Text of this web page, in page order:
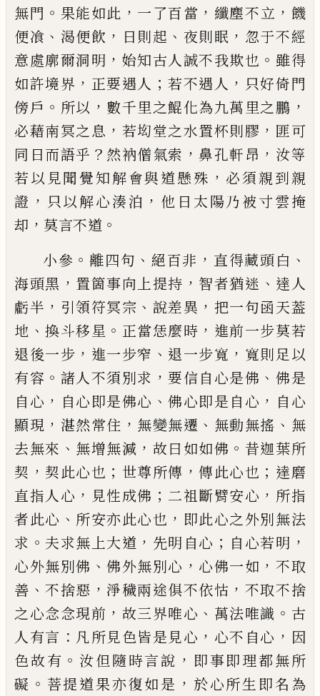
無門 。 果能如此 ， 一了百當 ， 纖塵不立 ， 饑
便飡 、 渴便飲 ， 日則起 、 夜則眠 ， 忽于不經
意處廓爾洞明 ， 始知古人誠不我欺也 。 雖得
如許境界 ， 正要遇人 ； 若不遇人 ， 只好倚門
傍戶 。 所以 ， 數千里之鯤化為九萬里之鵬 ，
必藉南冥之息 ， 若㘭堂之水置杯則膠 ， 匪可
同日而語乎 ？ 然衲僧氣索 ，鼻孔軒昂 ， 汝等
若以見聞覺知解會與道懸殊 ， 必須親到親
證 ， 只以解心湊泊 ， 他日太陽乃被寸雲掩
却 ， 莫言不道 。
小參 。 離四句 、絕百非 ， 直得藏頭白 、
海頭黑 ， 置箇事向 上提持 ， 智者猶迷 、 達人
虧半 ， 引領符冥宗 、 說差異 ， 把一句函天葢
地 、換斗移星 。 正當恁麼時 ， 進前一步莫若
退後一步 ， 進一步窄 、 退一步寬 ， 寬則足以
有容 。 諸人不須別求 ，要信自心是佛 、 佛是
自心 ， 自心即是佛心 、佛心即是自心 ， 自心
顯現 ， 湛然常住 ， 無變無遷 、 無動無搖 、 無
去無來 、 無增無減 ， 故曰如如佛 。 昔迦葉所
契 ， 契此心也 ； 世尊所傳 ，傳此心也 ； 達磨
直指人心 ， 見性成佛 ； 二祖斷臂安心 ， 所指
者此心 、 所安亦此心也 ， 即此心之外別無法
求 。 夫求無上大道 ， 先明自心 ； 自心若明 ，
心外無別佛 、佛外無別心 ， 心佛一如 ， 不取
善 、不捨惡 ，淨穢兩途俱不依怙 ， 不取不捨
之心念念現前 ， 故三界唯心 、 萬法唯識 。 古
人有言 ： 凡所見色皆是 見心 ， 心不自心 ， 因
色故有 。 汝但隨時言說 ， 即事即理都無所
礙 。 菩提道果亦復如是 ， 於心所生即名為